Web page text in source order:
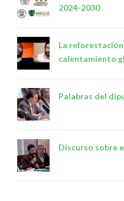
2024-2030
La
calentamiento
Palabras del
Discurso sobre